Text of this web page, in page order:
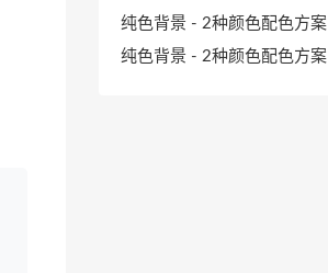
纯色背景 - 2种颜色配色方案
纯色背景 - 2种颜色配色方案